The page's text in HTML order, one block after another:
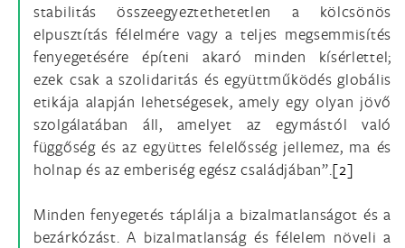
stabilitás összeegyeztethetetlen a kölcsönös
elpusztítás félelmére vagy a teljes megsemmisítés
fenyegetésére építeni akaró minden kísérlettel;
ezek csak a szolidaritás és együttműködés globális
etikája alapján lehetségesek, amely egy olyan jövő
szolgálatában áll, amelyet az egymástól való
függőség és az együttes felelősség jellemez, ma és
holnap és az emberiség egész családjában”.[2]
Minden fenyegetés táplálja a bizalmatlanságot és a
bezárkózást. A bizalmatlanság és félelem növeli a